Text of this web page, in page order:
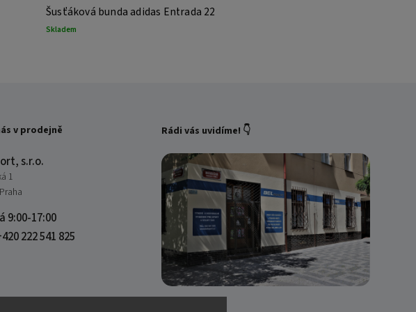
Šusťáková bunda adidas Entrada 22
Skladem
v prodejně
s.r.o.
1
9:00-17:00
222 541 825
Rádi vás uvidíme! 👇